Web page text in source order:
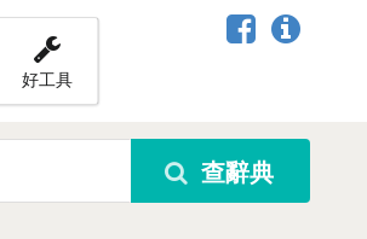
好工具
查辭典